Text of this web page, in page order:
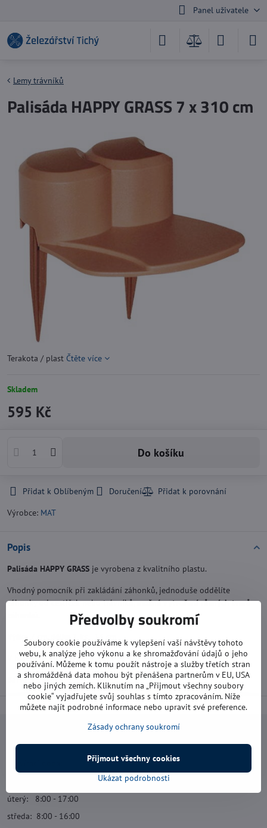
Panel uživatele
Lemy trávníků
Palisáda HAPPY GRASS 7 x 310 cm
Terakota / plast Čtěte více
Skladem
595 Kč
Do košíku
Přidat k Oblíbeným
Doručení
Výrobce: MAT
Popis
Palisáda HAPPY GRASS je vyrobena z kvalitního plastu.
Vhodný pomocník při zakládání záhonků, jednoduše oddělíte
záhonky od cestiček nebo trávníků,možné vytvoření různých tvarů
V balení je 24 kso celkové délce3,1 m
Barva:terakota
Navštivte nás
úterý: 8:00 - 17:00
středa: 8:00 - 16:00
Předvolby soukromí
Soubory cookie používáme k vylepšení vaší návštěvy tohoto
webu, k analýze jeho výkonu a ke shromažďování údajů o jeho
používání. Můžeme k tomu použít nástroje a služby třetích stran
a shromážděná data mohou být přenášena partnerům v EU, USA
nebo jiných zemích. Kliknutím na „Přijmout všechny soubory
cookie“ vyjadřujete svůj souhlas s tímto zpracováním. Níže
můžete najít podrobné informace nebo upravit své preference.
Zásady ochrany soukromí
Ukázat podrobnosti
Přijmout všechny cookies